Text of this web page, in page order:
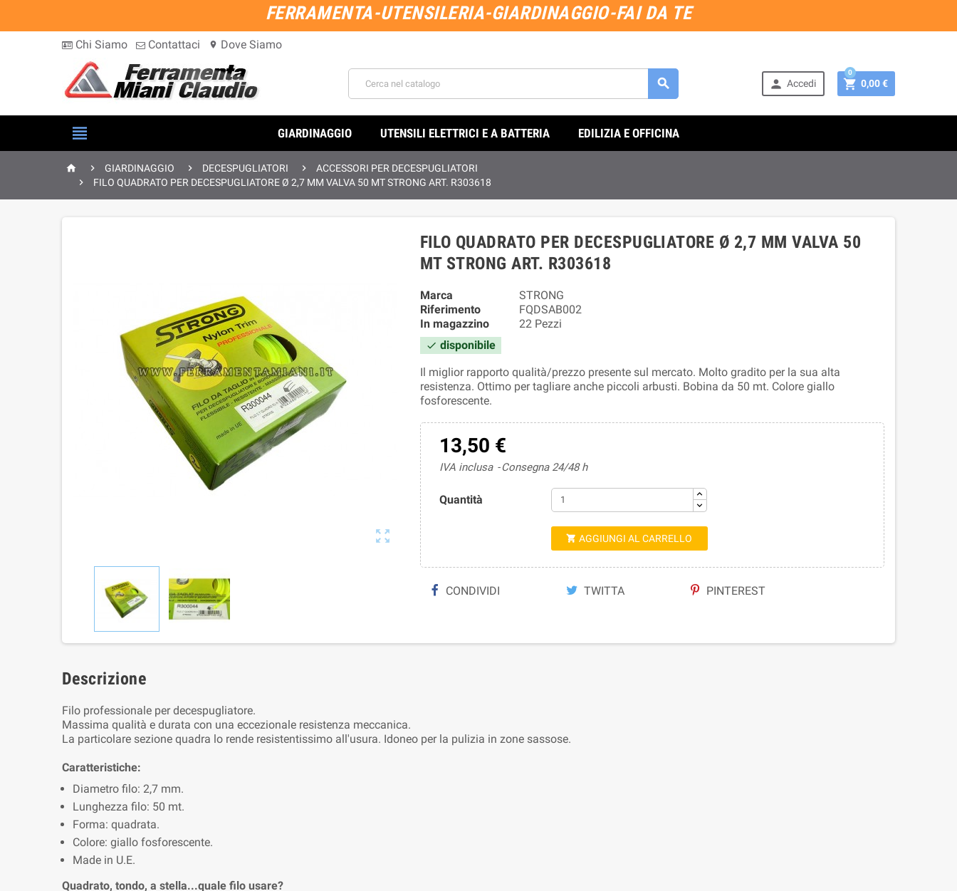
FERRAMENTA-UTENSILERIA-GIARDINAGGIO-FAI DA TE
Chi Siamo Contattaci location_on Dove Siamo
  Accedi  0,00 €
0
 GIARDINAGGIO UTENSILI ELETTRICI E A BATTERIA EDILIZIA E OFFICINA
  GIARDINAGGIO  DECESPUGLIATORI 
ACCESSORI PER DECESPUGLIATORI

FILO QUADRATO PER DECESPUGLIATORE Ø 2,7 MM VALVA 50 MT STRONG ART. R303618

FILO QUADRATO PER DECESPUGLIATORE Ø 2,7 MM VALVA 50
MT STRONG ART. R303618
Marca
STRONG
Riferimento
FQDSAB002
In magazzino
22 Pezzi
 disponibile
Il miglior rapporto qualità/prezzo presente sul mercato. Molto gradito per la sua alta
resistenza. Ottimo per tagliare anche piccoli arbusti. Bobina da 50 mt. Colore giallo
fosforescente.
13,50 €
IVA inclusa Consegna 24/48 h
Quantità
 AGGIUNGI AL CARRELLO
CONDIVIDI TWITTA PINTEREST
Descrizione
Filo professionale per decespugliatore.
Massima qualità e durata con una eccezionale resistenza meccanica.
La particolare sezione quadra lo rende resistentissimo all'usura. Idoneo per la pulizia in zone sassose.
Caratteristiche:
Diametro filo: 2,7 mm.
Lunghezza filo: 50 mt.
Forma: quadrata.
Colore: giallo fosforescente.
Made in U.E.
Quadrato, tondo, a stella...quale filo usare?